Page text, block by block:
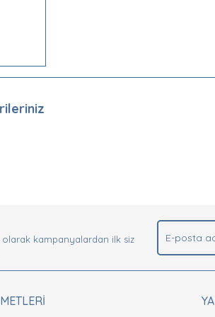
olarak kampanyalardan ilk siz